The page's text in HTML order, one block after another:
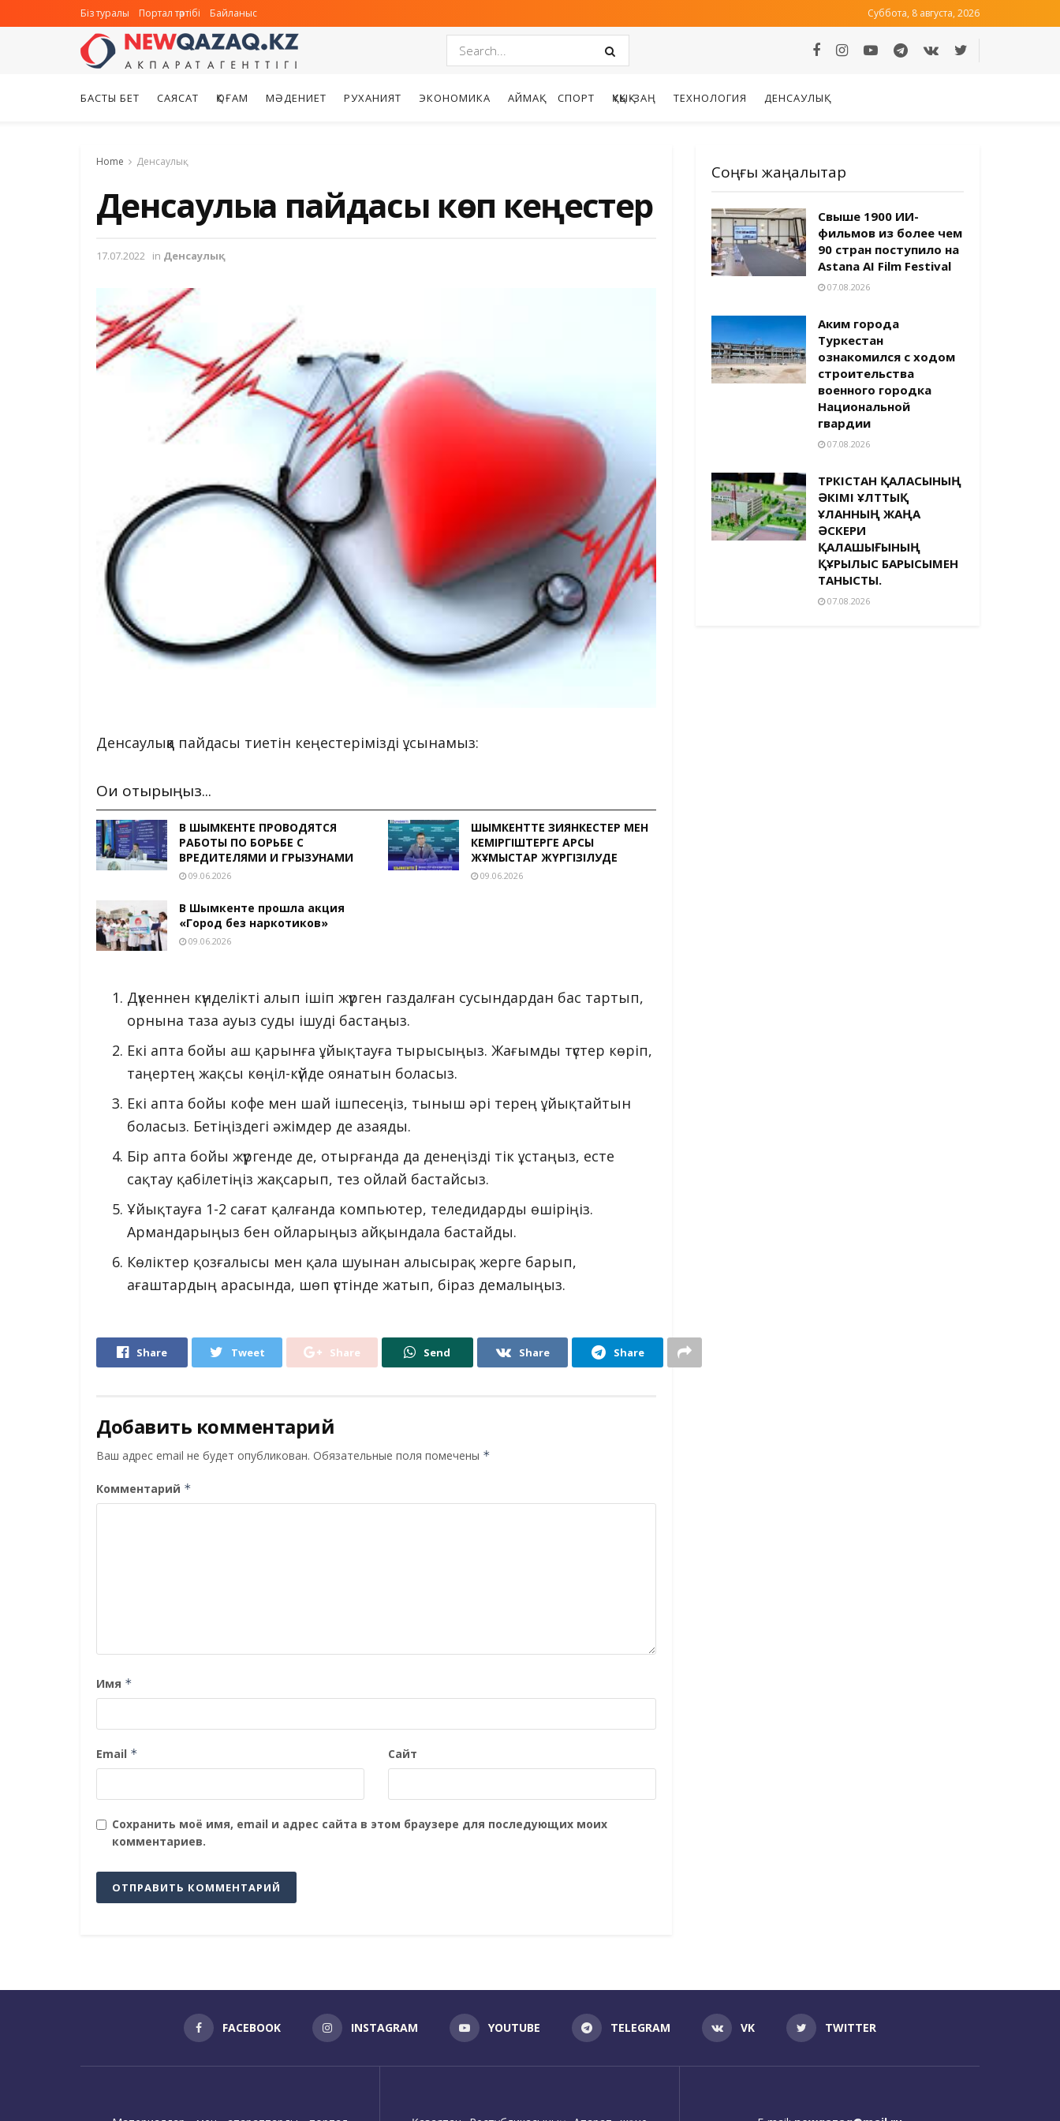
Біз туралы Портал тәртібі Байланыс Суббота, 8 августа, 2026
БАСТЫ БЕТ САЯСАТ ҚОҒАМ МӘДЕНИЕТ РУХАНИЯТ ЭКОНОМИКА АЙМАҚ СПОРТ ҚҰҚЫҚ-ЗАҢ ТЕХНОЛОГИЯ ДЕНСАУЛЫҚ
Home Денсаулық
Денсаулыққа пайдасы көп кеңестер
17.07.2022 in Денсаулық
Денсаулыққа пайдасы тиетін кеңестерімізді ұсынамыз:
Оқи отырыңыз...
В ШЫМКЕНТЕ ПРОВОДЯТСЯ
РАБОТЫ ПО БОРЬБЕ С
ВРЕДИТЕЛЯМИ И ГРЫЗУНАМИ
09.06.2026
ШЫМКЕНТТЕ ЗИЯНКЕСТЕР МЕН
КЕМІРГІШТЕРГЕ ҚАРСЫ
ЖҰМЫСТАР ЖҮРГІЗІЛУДЕ
09.06.2026
В Шымкенте прошла акция
«Город без наркотиков»
09.06.2026
Дүкеннен күнделікті алып ішіп жүрген газдалған сусындардан бас тартып,
орнына таза ауыз суды ішуді бастаңыз.
Екі апта бойы аш қарынға ұйықтауға тырысыңыз. Жағымды түстер көріп,
таңертең жақсы көңіл-күйде оянатын боласыз.
Екі апта бойы кофе мен шай ішпесеңіз, тыныш әрі терең ұйықтайтын
боласыз. Бетіңіздегі әжімдер де азаяды.
Бір апта бойы жүргенде де, отырғанда да денеңізді тік ұстаңыз, есте
сақтау қабілетіңіз жақсарып, тез ойлай бастайсыз.
Ұйықтауға 1-2 сағат қалғанда компьютер, теледидарды өшіріңіз.
Армандарыңыз бен ойларыңыз айқындала бастайды.
Көліктер қозғалысы мен қала шуынан алысырақ жерге барып,
ағаштардың арасында, шөп үстінде жатып, біраз демалыңыз.
Share Tweet Share Send Share Share
Добавить комментарий
Ваш адрес email не будет опубликован. Обязательные поля помечены *
Комментарий *
Имя *
Email * Сайт
Сохранить моё имя, email и адрес сайта в этом браузере для последующих моих
комментариев.
Соңғы жаңалықтар
Свыше 1900 ИИ-
фильмов из более чем
90 стран поступило на
Astana AI Film Festival
07.08.2026
Аким города
Туркестан
ознакомился с ходом
строительства
военного городка
Национальной
гвардии
07.08.2026
ТҮРКІСТАН ҚАЛАСЫНЫҢ
ӘКІМІ ҰЛТТЫҚ
ҰЛАННЫҢ ЖАҢА
ӘСКЕРИ
ҚАЛАШЫҒЫНЫҢ
ҚҰРЫЛЫС БАРЫСЫМЕН
ТАНЫСТЫ.
07.08.2026
FACEBOOK INSTAGRAM YOUTUBE TELEGRAM VK TWITTER